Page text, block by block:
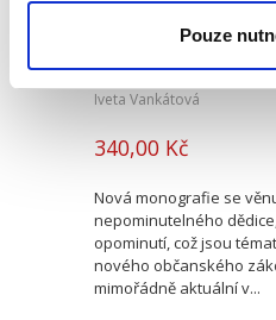
Pouze
Iveta Vankátová
340,00 Kč
Nová monografie se
nepominutelného
opominutí, což jsou
nového občanského
mimořádně aktuální v...